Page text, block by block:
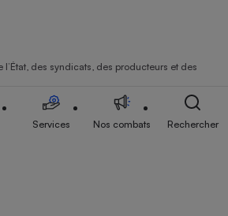
des syndicats, des producteurs et des
Services Nos combats Rechercher